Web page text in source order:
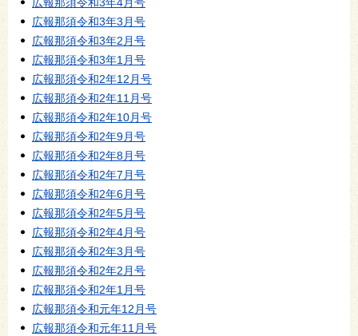
広報那須令和3年3月号
広報那須令和3年2月号
広報那須令和3年1月号
広報那須令和2年12月号
広報那須令和2年11月号
広報那須令和2年10月号
広報那須令和2年9月号
広報那須令和2年8月号
広報那須令和2年7月号
広報那須令和2年6月号
広報那須令和2年5月号
広報那須令和2年4月号
広報那須令和2年3月号
広報那須令和2年2月号
広報那須令和2年1月号
広報那須令和元年12月号
広報那須令和元年11月号